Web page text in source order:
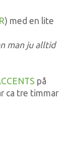
) med en lite
man ju alltid
på
ca tre timmar